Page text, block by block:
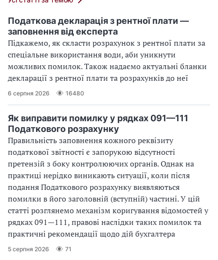
Податкова декларація з рентної плати —
заповнення від експерта
Підкажемо, як скласти розрахунок з рентної плати за
спеціальне використання води, аби уникнути
можливих помилок. Також надаємо актуальні бланки
декларації з рентної плати та розрахунків до неї
6 серпня 2026 16480
Як виправити помилку у рядках 091—111
Податкового розрахунку
Правильність заповнення кожного реквізиту
податкової звітності є запорукою відсутності
претензій з боку контролюючих органів. Однак на
практиці нерідко виникають ситуації, коли після
подання Податкового розрахунку виявляються
помилки в його заголовній (вступній) частині. У цій
статті розглянемо механізм коригування відомостей у
рядках 091—111, правові наслідки таких помилок та
практичні рекомендації щодо дій бухгалтера
5 серпня 2026 71